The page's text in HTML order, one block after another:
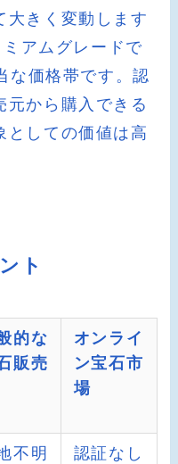
大きく変動します
アムグレードで
な価格帯です。認
元から購入できる
としての価値は高
ト
的な
販売
オンライ
ン宝石市
場
不明
認証なし